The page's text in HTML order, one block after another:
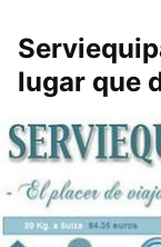
lugar que